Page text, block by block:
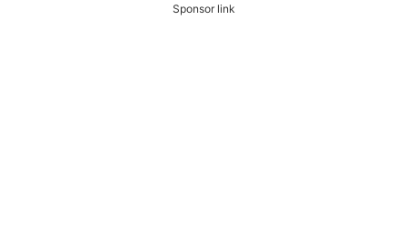
Sponsor link